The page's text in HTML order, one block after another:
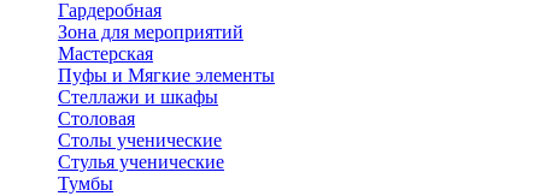
Гардеробная
Зона для мероприятий
Мастерская
Пуфы и Мягкие элементы
Стеллажи и шкафы
Столовая
Столы ученические
Стулья ученические
Тумбы